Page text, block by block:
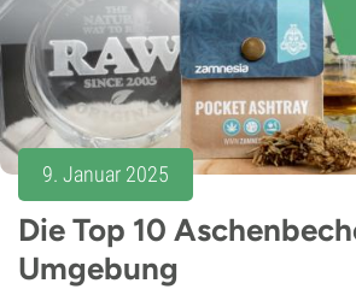
9. Januar 2025
Die Top 10
Umgebung